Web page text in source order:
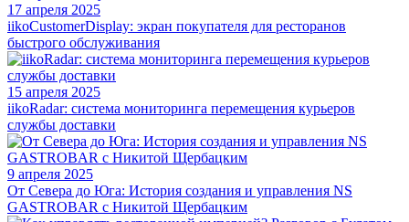
17 апреля 2025
iikoCustomerDisplay: экран покупателя для ресторанов
быстрого обслуживания
15 апреля 2025
iikoRadar: система мониторинга перемещения курьеров
службы доставки
9 апреля 2025
От Севера до Юга: История создания и управления NS
GASTROBAR с Никитой Щербацким